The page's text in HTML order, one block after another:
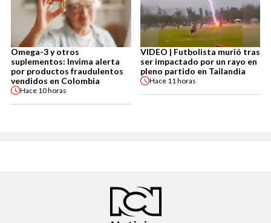
Omega-3 y otros
suplementos: Invima alerta
por productos fraudulentos
vendidos en Colombia
Hace 10 horas
VIDEO | Futbolista murió tras
ser impactado por un rayo en
pleno partido en Tailandia
Hace 11 horas